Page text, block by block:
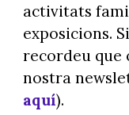
activitats
exposicions.
recordeu que
nostra
aquí).